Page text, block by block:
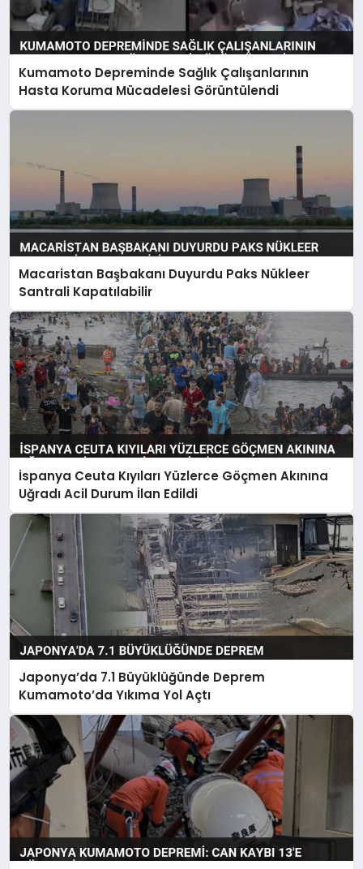
Kumamoto Depreminde Sağlık Çalışanlarının
Hasta Koruma Mücadelesi Görüntülendi
Macaristan Başbakanı Duyurdu Paks Nükleer
Santrali Kapatılabilir
İspanya Ceuta Kıyıları Yüzlerce Göçmen Akınına
Uğradı Acil Durum İlan Edildi
Japonya’da 7.1 Büyüklüğünde Deprem
Kumamoto’da Yıkıma Yol Açtı